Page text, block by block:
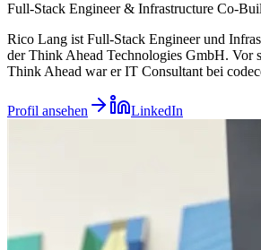
Full-Stack Engineer & Infrastructure Co-
Rico Lang ist Full-Stack Engineer und
der Think Ahead Technologies GmbH. Vor
Think Ahead war er IT Consultant bei
Profil ansehen LinkedIn